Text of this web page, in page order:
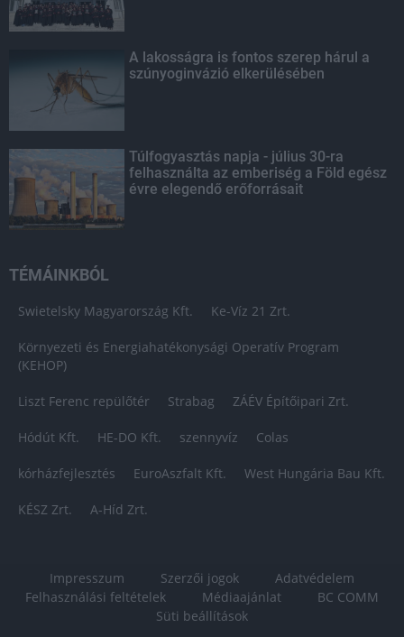
A lakosságra is fontos szerep hárul a
szúnyoginvázió elkerülésében
Túlfogyasztás napja - július 30-ra
felhasználta az emberiség a Föld egész
évre elegendő erőforrásait
TÉMÁINKBÓL
Swietelsky Magyarország Kft. Ke-Víz 21 Zrt.
Környezeti és Energiahatékonysági Operatív Program
(KEHOP)
Liszt Ferenc repülőtér Strabag ZÁÉV Építőipari Zrt.
Hódút Kft. HE-DO Kft. szennyvíz Colas
kórházfejlesztés EuroAszfalt Kft. West Hungária Bau Kft.
KÉSZ Zrt. A-Híd Zrt.
Impresszum Szerzői jogok
Adatvédelem
Felhasználási feltételek
Médiaajánlat
BC COMM
Süti beállítások